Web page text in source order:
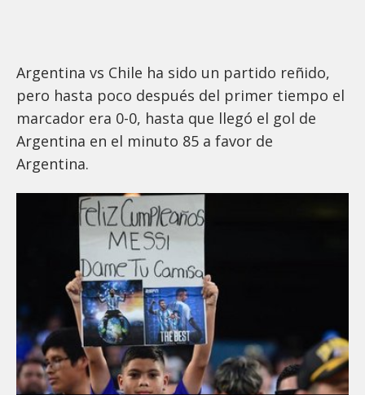
Argentina vs Chile ha sido un partido reñido,
pero hasta poco después del primer tiempo el
marcador era 0-0, hasta que llegó el gol de
Argentina en el minuto 85 a favor de
Argentina.